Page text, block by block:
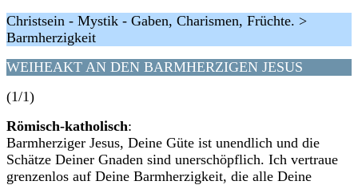
Christsein - Mystik - Gaben, Charismen, Früchte. >
Barmherzigkeit
WEIHEAKT AN DEN BARMHERZIGEN JESUS
(1/1)
Römisch-katholisch:
Barmherziger Jesus, Deine Güte ist unendlich und die
Schätze Deiner Gnaden sind unerschöpflich. Ich vertraue
grenzenlos auf Deine Barmherzigkeit, die alle Deine